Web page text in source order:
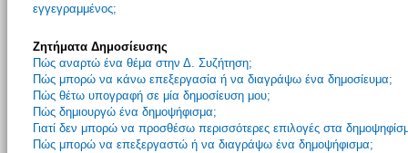
εγγεγραμμένος;
Ζητήματα Δημοσίευσης
Πώς αναρτώ ένα θέμα στην Δ. Συζήτηση;
Πώς μπορώ να κάνω επεξεργασία ή να διαγράψω ένα δημοσίευμα;
Πώς θέτω υπογραφή σε μία δημοσίευση μου;
Πώς δημιουργώ ένα δημοψήφισμα;
Γιατί δεν μπορώ να προσθέσω περισσότερες επιλογές στα
Πώς μπορώ να επεξεργαστώ ή να διαγράψω ένα δημοψήφισμα;